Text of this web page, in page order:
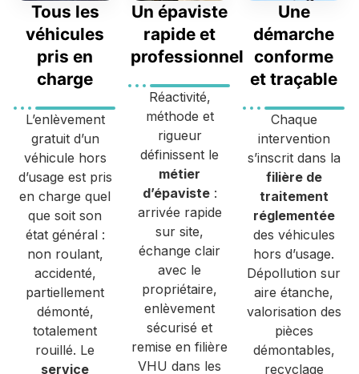
Tous les
véhicules
pris en
charge
L’enlèvement
gratuit d’un
véhicule hors
d’usage est pris
en charge quel
que soit son
état général :
non roulant,
accidenté,
partiellement
démonté,
totalement
rouillé. Le
service
Un épaviste
rapide et
professionnel
Réactivité,
méthode et
rigueur
définissent le
métier
d’épaviste:
arrivée rapide
sur site,
échange clair
avec le
propriétaire,
enlèvement
sécurisé et
remise en filière
VHU dans les
Une
démarche
conforme
et traçable
Chaque
intervention
s’inscrit dans la
filière de
traitement
réglementée
des véhicules
hors d’usage.
Dépollution sur
aire étanche,
valorisation des
pièces
démontables,
recyclage